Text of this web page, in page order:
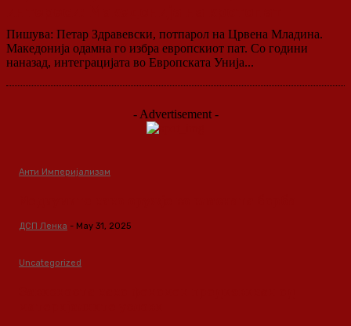
Пишува: Петар Здравевски, потпарол на Црвена Младина.
Македонија одамна го избра европскиот пат. Со години
наназад, интеграцијата во Европската Унија...
- Advertisement -
Анти Империјализам
ДСП Ленка - May 31, 2025
Uncategorized